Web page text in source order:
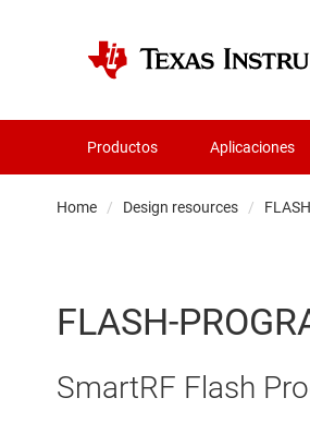
Productos Aplicaciones
Home Design resources
FLASH-
SmartRF Flash